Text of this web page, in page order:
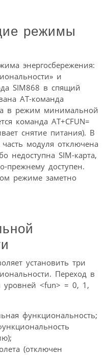
режимы
энергосбережения:
и
SIM868 в спящий
AT-команда
в режим минимальной
команда AT+CFUN=
снятие питания). В
модуля отключена
недоступна SIM-карта,
прежнему доступен.
режиме заметно
установить три
Переход в
уровней <fun> = 0, 1,
функциональность;
(отключен